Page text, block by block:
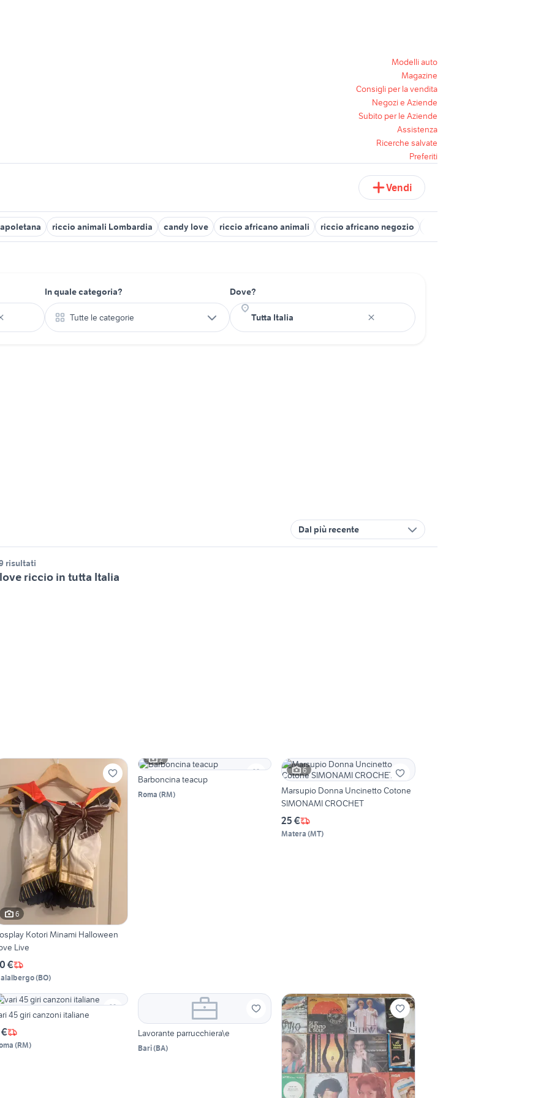
Modelli auto
Magazine
Consigli per la vendita
Negozi e Aziende
Subito per le Aziende
Assistenza
Ricerche salvate
Preferiti
Vendi
riccio animali Lombardia candy love riccio africano animali riccio africano negozio
In quale categoria?
Tutte le categorie
Dove?
Dal più recente
risultati
riccio in tutta Italia
6
Kotori Minami Halloween
Live
€
(BO)
2
Barboncina teacup
Roma (RM)
6
Marsupio Donna Uncinetto Cotone
SIMONAMI CROCHET
25 €
Matera (MT)
45 giri canzoni italiane
(RM)
Lavorante parrucchiera\e
Bari(BA)